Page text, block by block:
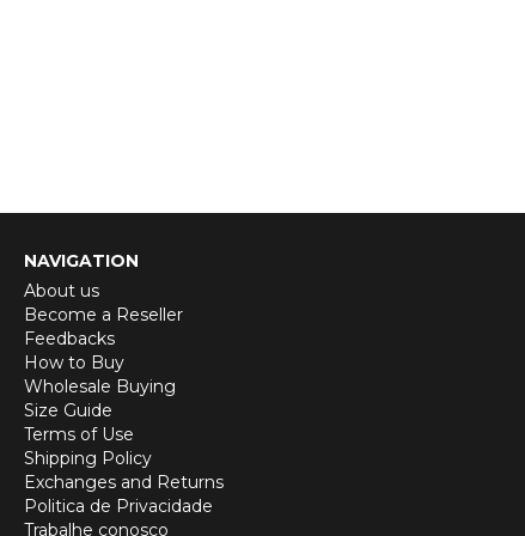
NAVIGATION
About us
Become a Reseller
Feedbacks
How to Buy
Wholesale Buying
Size Guide
Terms of Use
Shipping Policy
Exchanges and Returns
Politica de Privacidade
Trabalhe conosco